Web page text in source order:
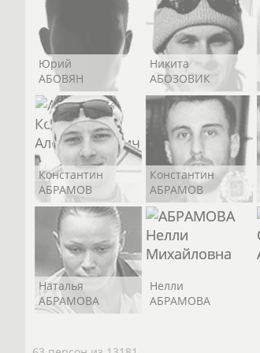
Юрий
АБОВЯН
Никита
АБОЗОВИК
Константин
АБРАМОВ
Константин
АБРАМОВ
Наталья
АБРАМОВА
Нелли
АБРАМОВА